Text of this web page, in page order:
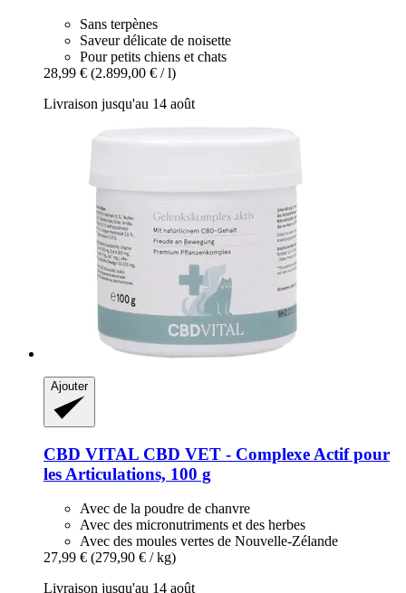
Sans terpènes
Saveur délicate de noisette
Pour petits chiens et chats
28,99 € (2.899,00 € / l)
Livraison jusqu'au 14 août
Ajouter
CBD VITAL CBD VET -​ Complexe Actif pour
les Articulations, 100 g
Avec de la poudre de chanvre
Avec des micronutriments et des herbes
Avec des moules vertes de Nouvelle-Zélande
27,99 € (279,90 € / kg)
Livraison jusqu'au 14 août